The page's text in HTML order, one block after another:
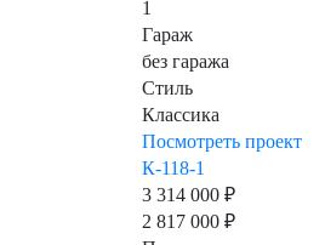
1
Гараж
без гаража
Стиль
Классика
Посмотреть проект
К-118-1
3 314 000 ₽
2 817 000 ₽